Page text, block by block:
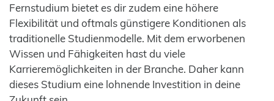
Fernstudium bietet es dir zudem eine höhere
Flexibilität und oftmals günstigere Konditionen als
traditionelle Studienmodelle. Mit dem erworbenen
Wissen und Fähigkeiten hast du viele
Karrieremöglichkeiten in der Branche. Daher kann
dieses Studium eine lohnende Investition in deine